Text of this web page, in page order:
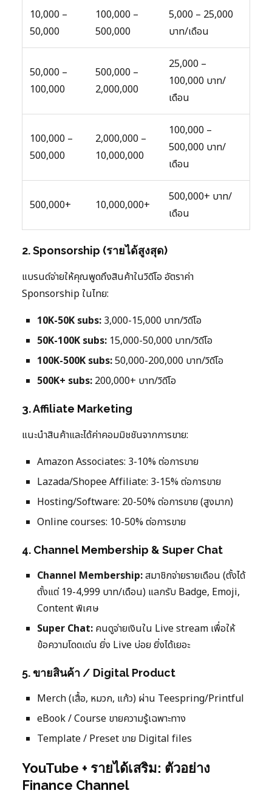
10,000 –
50,000
100,000 –
500,000
5,000 – 25,000
บาท/เดือน
50,000 –
100,000
500,000 –
2,000,000
25,000 –
100,000 บาท/
เดือน
100,000 –
500,000
2,000,000 –
10,000,000
100,000 –
500,000 บาท/
เดือน
500,000+ 10,000,000+
500,000+ บาท/
เดือน
2. Sponsorship (รายได้สูงสุด)
แบรนด์จ่ายให้คุณพูดถึงสินค้าในวิดีโอ อัตราค่า
Sponsorship ในไทย:
10K-50K subs: 3,000-15,000 บาท/วิดีโอ
50K-100K subs: 15,000-50,000 บาท/วิดีโอ
100K-500K subs:50,000-200,000 บาท/วิดีโอ
500K+ subs: 200,000+ บาท/วิดีโอ
3. Affiliate Marketing
แนะนำสินค้าและได้ค่าคอมมิชชันจากการขาย:
Amazon Associates: 3-10% ต่อการขาย
Lazada/Shopee Affiliate: 3-15% ต่อการขาย
Hosting/Software: 20-50% ต่อการขาย (สูงมาก)
Online courses: 10-50% ต่อการขาย
4. Channel Membership & Super Chat
Channel Membership:สมาชิกจ่ายรายเดือน (ตั้งได้
ตั้งแต่ 19-4,999 บาท/เดือน) แลกรับ Badge, Emoji,
Content พิเศษ
Super Chat: คนดูจ่ายเงินใน Live stream เพื่อให้
ข้อความโดดเด่น ยิ่ง Live บ่อย ยิ่งได้เยอะ
5. ขายสินค้า / Digital Product
Merch (เสื้อ, หมวก, แก้ว) ผ่าน Teespring/Printful
eBook / Course ขายความรู้เฉพาะทาง
Template / Preset ขาย Digital files
YouTube + รายได้เสริม: ตัวอย่าง
Finance Channel